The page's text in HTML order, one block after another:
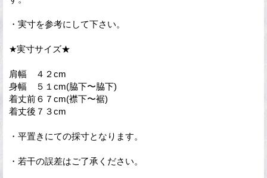
・実寸を参考にして下さい。
★実寸サイズ★
肩幅 ４２cm
身幅 ５１cm(脇下〜脇下)
着丈前６７cm(襟下〜裾)
着丈後７３cm
・平置きにての採寸となります。
・若干の誤差はご了承ください。